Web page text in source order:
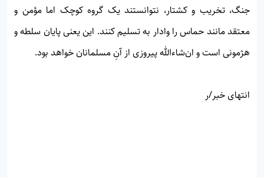
جنگ، تخریب و کشتار، نتوانستند یک گروه کوچک اما مؤمن و
معتقد مانند حماس را وادار به تسلیم کنند. این یعنی پایان سلطه و
هژمونی است و ان‌شاءالله پیروزی از آنِ مسلمانان خواهد بود.
انتهای خبر/ر